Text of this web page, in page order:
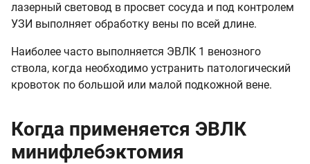
лазерный световод в просвет сосуда и под контролем
УЗИ выполняет обработку вены по всей длине.
Наиболее часто выполняется ЭВЛК 1 венозного
ствола, когда необходимо устранить патологический
кровоток по большой или малой подкожной вене.
Когда применяется ЭВЛК
минифлебэктомия